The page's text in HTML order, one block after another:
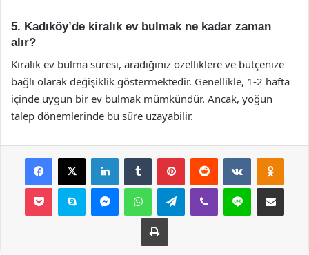
5. Kadıköy’de kiralık ev bulmak ne kadar zaman
alır?
Kiralık ev bulma süresi, aradığınız özelliklere ve bütçenize
bağlı olarak değişiklik göstermektedir. Genellikle, 1-2 hafta
içinde uygun bir ev bulmak mümkündür. Ancak, yoğun
talep dönemlerinde bu süre uzayabilir.
Facebook
X LinkedInTumblr PinterestReddit VKontakte
Pocket Skype MessengerWhatsAppTelegramViber Line E-Posta ile
Yazdır